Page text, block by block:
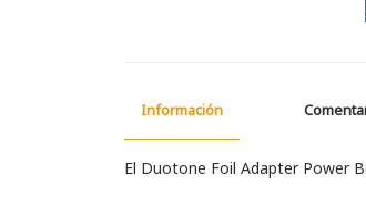
Información
El Duotone Foil Adapter Power